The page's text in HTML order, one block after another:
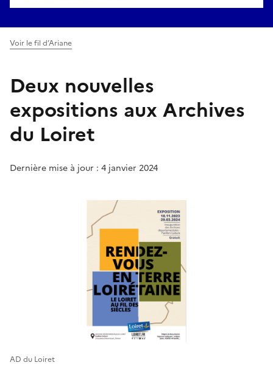
Voir le fil d’Ariane
Deux nouvelles
expositions aux Archives
du Loiret
Dernière mise à jour : 4 janvier 2024
AD du Loiret